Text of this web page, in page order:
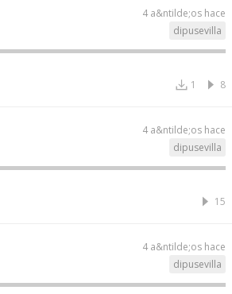
4 a&ntilde;os hace
dipusevilla
8
1
4 a&ntilde;os hace
dipusevilla
15
4 a&ntilde;os hace
dipusevilla